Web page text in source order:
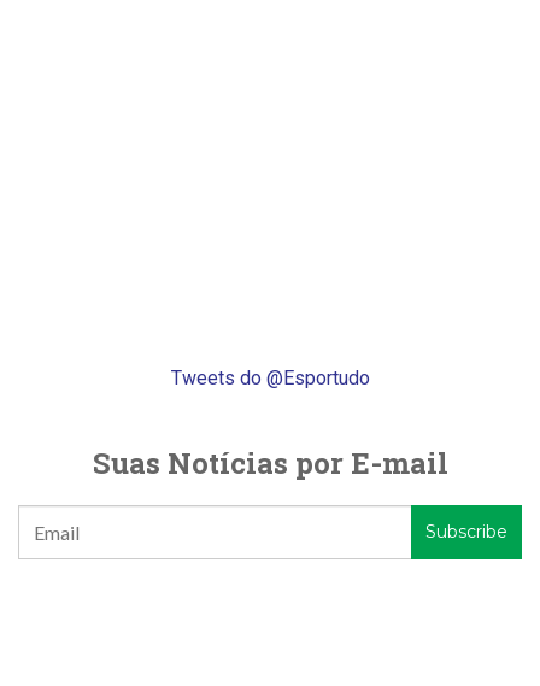
Tweets do @Esportudo
Suas Notícias por E-mail